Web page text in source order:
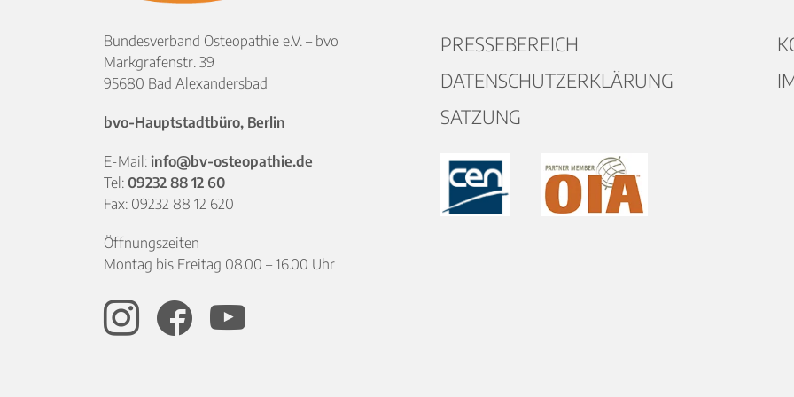
Bundesverband Osteopathie e.V. – bvo
Markgrafenstr. 39
95680 Bad Alexandersbad
bvo-Hauptstadtbüro, Berlin
E-Mail: info@bv-osteopathie.de
Tel: 09232 88 12 60
Fax: 09232 88 12 620
Öffnungszeiten
Montag bis Freitag 08.00 – 16.00 Uhr
PRESSEBEREICH
DATENSCHUTZERKLÄRUNG
SATZUNG